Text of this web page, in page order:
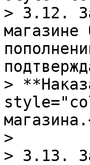
> 3.12.
магазине
>
>
> 3.13.